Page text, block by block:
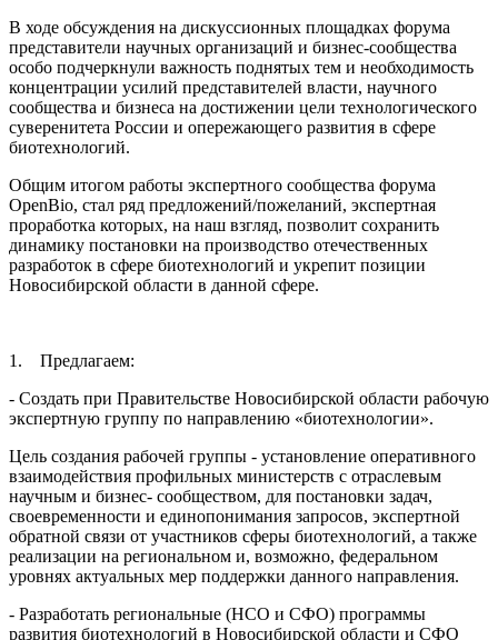
В ходе обсуждения на дискуссионных площадках форума
представители научных организаций и бизнес-сообщества
особо подчеркнули важность поднятых тем и необходимость
концентрации усилий представителей власти, научного
сообщества и бизнеса на достижении цели технологического
суверенитета России и опережающего развития в сфере
биотехнологий.
Общим итогом работы экспертного сообщества форума
OpenBio, стал ряд предложений/пожеланий, экспертная
проработка которых, на наш взгляд, позволит сохранить
динамику постановки на производство отечественных
разработок в сфере биотехнологий и укрепит позиции
Новосибирской области в данной сфере.
1. Предлагаем:
- Создать при Правительстве Новосибирской области рабочую
экспертную группу по направлению «биотехнологии».
Цель создания рабочей группы - установление оперативного
взаимодействия профильных министерств с отраслевым
научным и бизнес- сообществом, для постановки задач,
своевременности и единопонимания запросов, экспертной
обратной связи от участников сферы биотехнологий, а также
реализации на региональном и, возможно, федеральном
уровнях актуальных мер поддержки данного направления.
- Разработать региональные (НСО и СФО) программы
развития биотехнологий в Новосибирской области и СФО